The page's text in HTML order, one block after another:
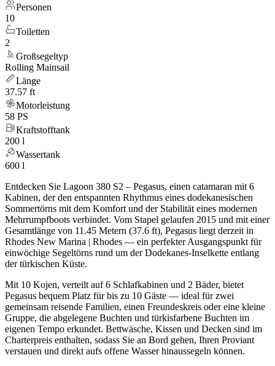
Personen
10
Toiletten
2
Großsegeltyp
Rolling Mainsail
Länge
37.57 ft
Motorleistung
58 PS
Kraftstofftank
200 l
Wassertank
600 l
Entdecken Sie Lagoon 380 S2 – Pegasus, einen catamaran mit 6
Kabinen, der den entspannten Rhythmus eines dodekanesischen
Sommertörns mit dem Komfort und der Stabilität eines modernen
Mehrrumpfboots verbindet. Vom Stapel gelaufen 2015 und mit einer
Gesamtlänge von 11.45 Metern (37.6 ft), Pegasus liegt derzeit in
Rhodes New Marina | Rhodes — ein perfekter Ausgangspunkt für
einwöchige Segeltörns rund um der Dodekanes-Inselkette entlang
der türkischen Küste.
Mit 10 Kojen, verteilt auf 6 Schlafkabinen und 2 Bäder, bietet
Pegasus bequem Platz für bis zu 10 Gäste — ideal für zwei
gemeinsam reisende Familien, einen Freundeskreis oder eine kleine
Gruppe, die abgelegene Buchten und türkisfarbene Buchten im
eigenen Tempo erkundet. Bettwäsche, Kissen und Decken sind im
Charterpreis enthalten, sodass Sie an Bord gehen, Ihren Proviant
verstauen und direkt aufs offene Wasser hinaussegeln können.